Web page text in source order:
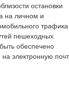
остановки
на личном и
трафика
пешеходных
обеспечено
электронную